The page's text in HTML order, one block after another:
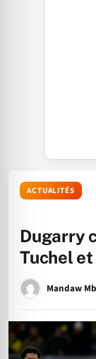
ACTUALITÉS
Dugarry
Tuchel et
Mandaw